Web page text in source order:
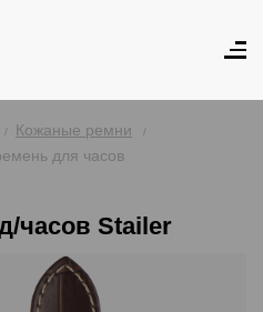
Кожаные ремни
для часов
часов Stailer